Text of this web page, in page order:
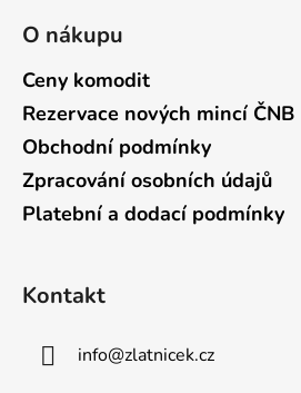
O nákupu
Ceny komodit
Rezervace nových mincí ČNB
Obchodní podmínky
Zpracování osobních údajů
Platební a dodací podmínky
Kontakt
info@zlatnicek.cz